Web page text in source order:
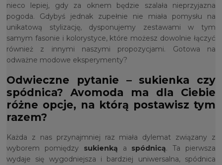
nieco lepiej, gdy za oknem będzie szalała nieprzyjazna
pogoda. Gdybyś jednak zupełnie nie miała pomysłu na
unikatową stylizację, dysponujemy zestawami w tym
samym fasonie i kolorystyce, które możesz dowolnie łączyć
również z innymi naszymi propozycjami. Gotowa na
odważne modowe eksperymenty?
Odwieczne pytanie – sukienka czy
spódnica? Avomoda ma dla Ciebie
różne opcje, na którą postawisz tym
razem?
Każda z nas przynajmniej raz miała dylemat związany z
wyborem pomiędzy sukienką a spódnicą. Ta pierwsza
wydaje się wygodniejsza i bardziej uniwersalna, spódnica